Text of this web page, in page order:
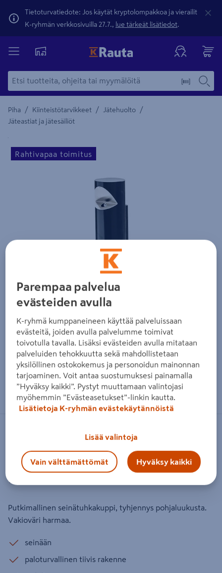
Tietoturvatiedote: Jos käytät kryptolompakkoa ja vierailit
K-ryhmän verkkosivuilla 27.7., lue tärkeät lisätiedot.
Piha / Kiinteistötarvikkeet / Jätehuolto /
Jäteastiat ja jätesäiliöt
Yksityiskohtainen kuvaus löytyy Tuotteen kuvaus -
Rahtivapaa toimitus
Zoomaa kuvaa sormilla kosketusnäytöllä
Seinätuhkakuppi Lappset CT-
AW7024 harmaa
Tuotenumero
Putkimallinen seinätuhkakuppi, tyhjennys pohjaluukusta.
Vakioväri harmaa.
seinään
paloturvallinen tiivis rakenne
Parempaa palvelua
evästeiden avulla
K-ryhmä kumppaneineen käyttää palveluissaan
evästeitä, joiden avulla palvelumme toimivat
toivotulla tavalla. Lisäksi evästeiden avulla mitataan
palveluiden tehokkuutta sekä mahdollistetaan
yksilöllinen ostokokemus ja personoidun mainonnan
tarjoaminen. Voit antaa suostumuksesi painamalla
”Hyväksy kaikki”. Pystyt muuttamaan valintojasi
myöhemmin ”Evästeasetukset”-linkin kautta.
Lisätietoja K-ryhmän evästekäytännöistä
Lisää valintoja
Vain välttämättömät Hyväksy kaikki